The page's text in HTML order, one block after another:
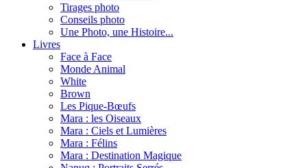
Tirages photo
Conseils photo
Une Photo, une Histoire...
Livres
Face à Face
Monde Animal
White
Brown
Les Pique-Bœufs
Mara : les Oiseaux
Mara : Ciels et Lumières
Mara : Félins
Mara : Destination Magique